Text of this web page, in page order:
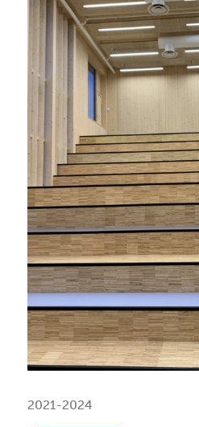
2021-2024